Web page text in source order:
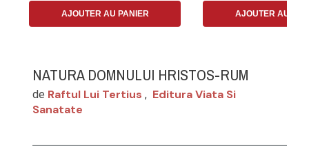
AJOUTER AU PANIER AJOUTER AU
NATURA DOMNULUI HRISTOS-RUM
de Raftul Lui Tertius , Editura Viata Si
Sanatate